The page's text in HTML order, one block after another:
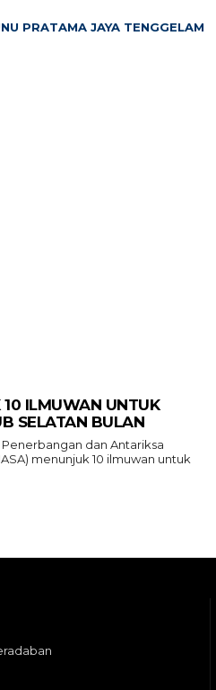
PRATAMA JAYA TENGGELAM
10 ILMUWAN UNTUK
SELATAN BULAN
Penerbangan dan Antariksa
menunjuk 10 ilmuwan untuk